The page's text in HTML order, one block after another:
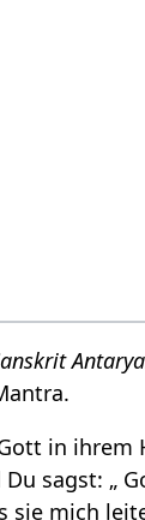
in ihrem
sagst: „
sie mich